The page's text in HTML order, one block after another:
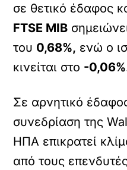
σε θετικό έδαφος
FTSE MIB
του 0,68%, ενώ ο
κινείται στο -0,06%
Σε αρνητικό
συνεδρίαση της
ΗΠΑ επικρατεί
από τους